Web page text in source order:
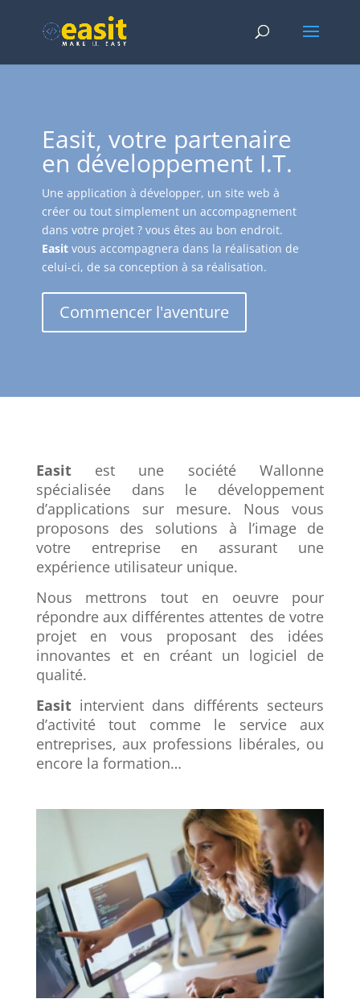
Easit, votre partenaire
en développement I.T.
Une application à développer, un site web à
créer ou tout simplement un accompagnement
dans votre projet ? vous êtes au bon endroit.
Easitvous accompagnera dans la réalisation de
celui-ci, de sa conception à sa réalisation.
Commencer l'aventure
Easitest une société Wallonne
spécialisée dans le développement
d’applications sur mesure. Nous vous
proposons des solutions à l’image de
votre entreprise en assurant une
expérience utilisateur unique.
Nous mettrons tout en oeuvre pour
répondre aux différentes attentes de votre
projet en vous proposant des idées
innovantes et en créant un logiciel de
qualité.
Easitintervient dans différents secteurs
d’activité tout comme le service aux
entreprises, aux professions libérales, ou
encore la formation…